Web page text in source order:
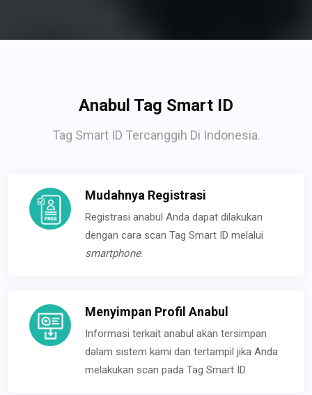
Anabul Tag Smart ID
Tag Smart ID Tercanggih Di Indonesia.
Mudahnya Registrasi
Registrasi anabul Anda dapat dilakukan
dengan cara scan Tag Smart ID melalui
smartphone.
Menyimpan Profil Anabul
Informasi terkait anabul akan tersimpan
dalam sistem kami dan tertampil jika Anda
melakukan scan pada Tag Smart ID.